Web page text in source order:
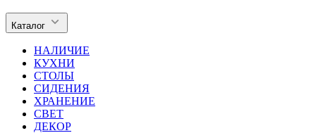
Каталог
НАЛИЧИЕ
КУХНИ
СТОЛЫ
СИДЕНИЯ
ХРАНЕНИЕ
СВЕТ
ДЕКОР